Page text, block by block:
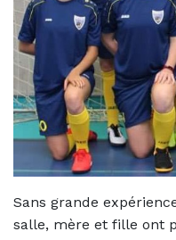
Sans grande
salle, mère et fille ont